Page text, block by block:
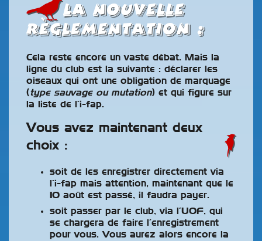
la nouvelle
règlementation :
Cela reste encore un vaste débat. Mais la
ligne du club est la suivante : déclarer les
oiseaux qui ont une obligation de marquage
(type sauvage ou mutation) et qui figure sur
la liste de l’i-fap.
Vous avez maintenant deux
choix :
soit de les enregistrer directement via
l’i-fap mais attention, maintenant que le
10 août est passé, il faudra payer.
soit passer par le club, via l’UOF, qui
se chargera de faire l’enregistrement
pour vous. Vous aurez alors encore la